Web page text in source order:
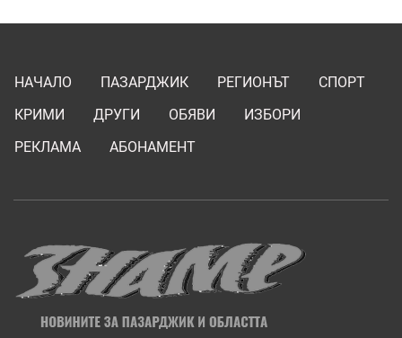
НАЧАЛО ПАЗАРДЖИК РЕГИОНЪТ
СПОРТ
КРИМИ
ДРУГИ ОБЯВИ
ИЗБОРИ
РЕКЛАМА
АБОНАМЕНТ